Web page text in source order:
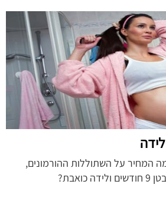
המחיר על השתוללות ההורמונים,